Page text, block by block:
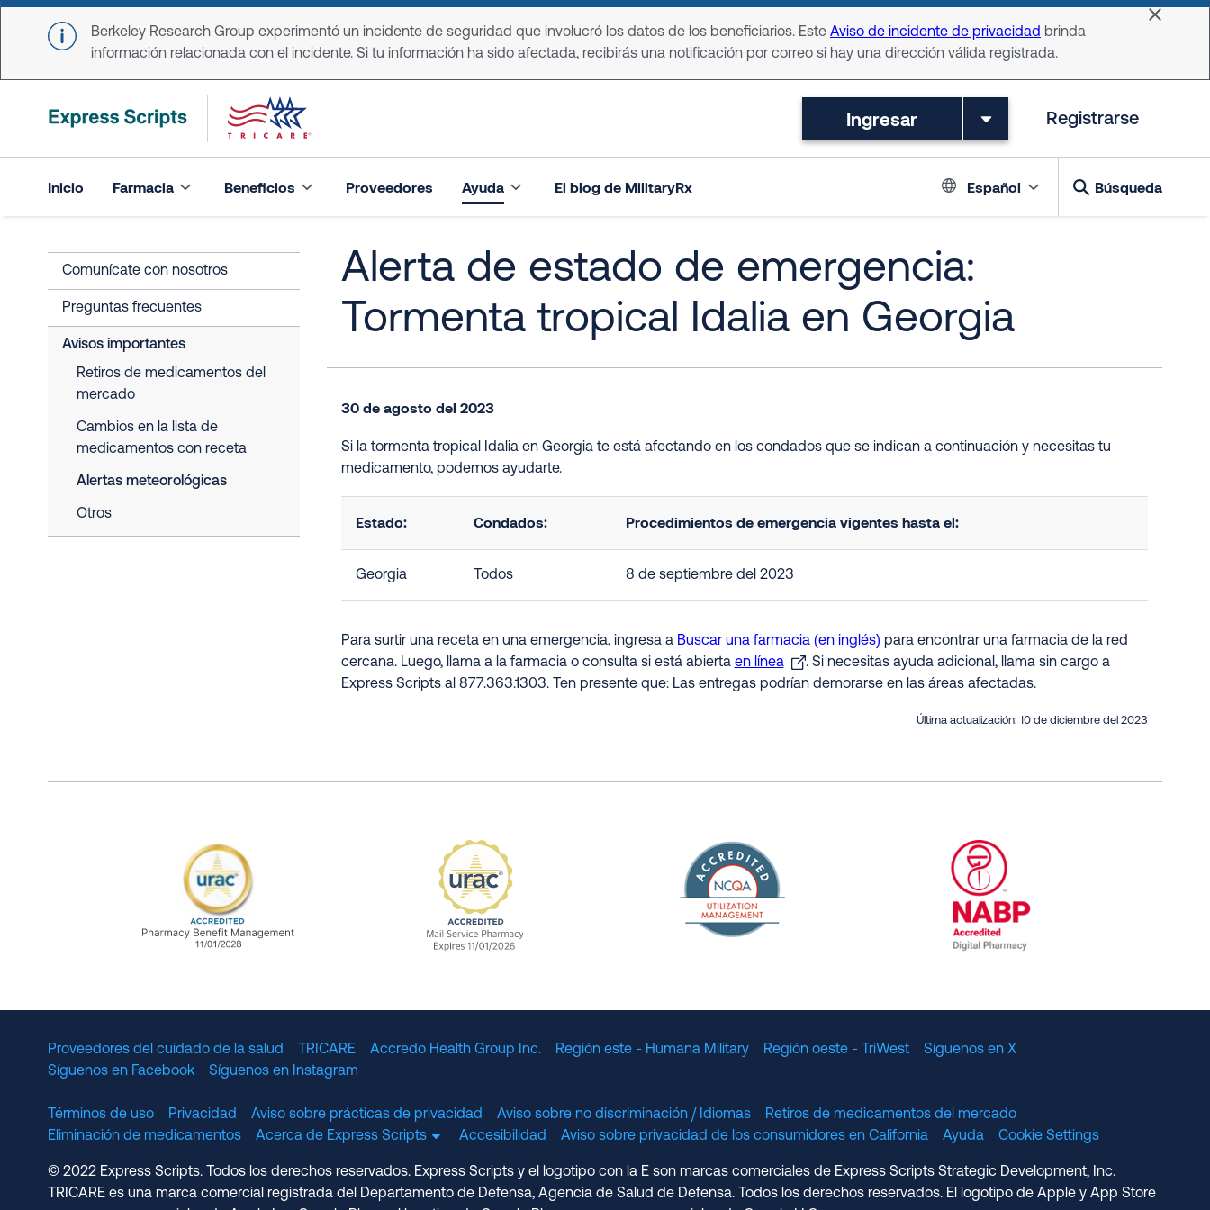
Skip to main content
Berkeley Research Group experimentó un incidente de seguridad que involucró los datos de los beneficiarios. Este Aviso de incidente de privacidad brinda
información relacionada con el incidente. Si tu información ha sido afectada, recibirás una notificación por correo si hay una dirección válida registrada.
Dismiss
Ingresar Registrarse
Inicio Farmacia Beneficios Proveedores Ayuda El blog de MilitaryRx Language
Español Búsqueda
Comunícate con nosotros
Preguntas frecuentes
Avisos importantes
Retiros de medicamentos del
mercado
Cambios en la lista de
medicamentos con receta
Alertas meteorológicas
Otros
Alerta de estado de emergencia:
Tormenta tropical Idalia en Georgia
30 de agosto del 2023
Si la tormenta tropical Idalia en Georgia te está afectando en los condados que se indican a continuación y necesitas tu
medicamento, podemos ayudarte.
Estado: Condados: Procedimientos de emergencia vigentes hasta el:
Georgia Todos 8 de septiembre del 2023
Para surtir una receta en una emergencia, ingresa a Buscar una farmacia (en inglés) para encontrar una farmacia de la red
cercana. Luego, llama a la farmacia o consulta si está abierta en línea
. Si necesitas ayuda adicional, llama sin cargo a
Express Scripts al 877.363.1303. Ten presente que: Las entregas podrían demorarse en las áreas afectadas.
Última actualización: 10 de diciembre del 2023
Proveedores del cuidado de la salud TRICARE Accredo Health Group Inc. Región este - Humana Military Región oeste - TriWest
Síguenos en X
Síguenos en Facebook
Síguenos en Instagram
Términos de uso Privacidad Aviso sobre prácticas de privacidad Aviso sobre no discriminación / Idiomas
Retiros de medicamentos del mercado
Eliminación de medicamentos
Acerca de Express Scripts Accesibilidad Aviso sobre privacidad de los consumidores en California Ayuda Cookie Settings
© 2022 Express Scripts. Todos los derechos reservados. Express Scripts y el logotipo con la E son marcas comerciales de Express Scripts Strategic Development, Inc.
TRICARE es una marca comercial registrada del Departamento de Defensa, Agencia de Salud de Defensa. Todos los derechos reservados. El logotipo de Apple y App Store